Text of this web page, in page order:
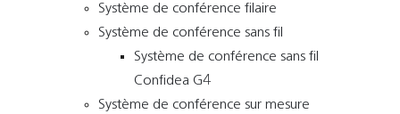
Système de conférence filaire
Système de conférence sans fil
Système de conférence sans fil
Confidea G4
Système de conférence sur mesure